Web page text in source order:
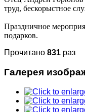
труд, бескорыстное
Праздничное
подарков.
Прочитано 831 раз
Галерея